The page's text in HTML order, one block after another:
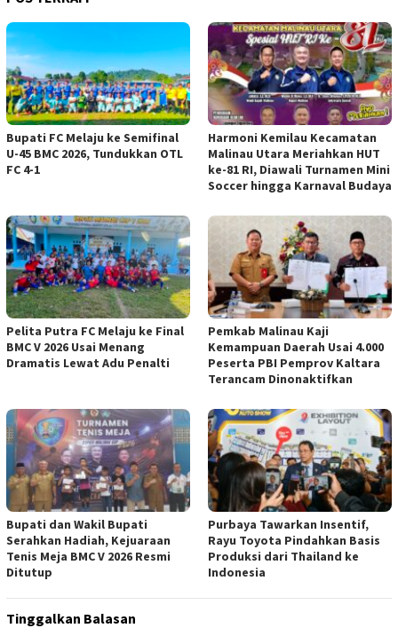
Bupati FC Melaju ke Semifinal
U-45 BMC 2026, Tundukkan OTL
FC 4-1
Harmoni Kemilau Kecamatan
Malinau Utara Meriahkan HUT
ke-81 RI, Diawali Turnamen Mini
Soccer hingga Karnaval Budaya
Pelita Putra FC Melaju ke Final
BMC V 2026 Usai Menang
Dramatis Lewat Adu Penalti
Pemkab Malinau Kaji
Kemampuan Daerah Usai 4.000
Peserta PBI Pemprov Kaltara
Terancam Dinonaktifkan
Bupati dan Wakil Bupati
Serahkan Hadiah, Kejuaraan
Tenis Meja BMC V 2026 Resmi
Ditutup
Purbaya Tawarkan Insentif,
Rayu Toyota Pindahkan Basis
Produksi dari Thailand ke
Indonesia
Tinggalkan Balasan